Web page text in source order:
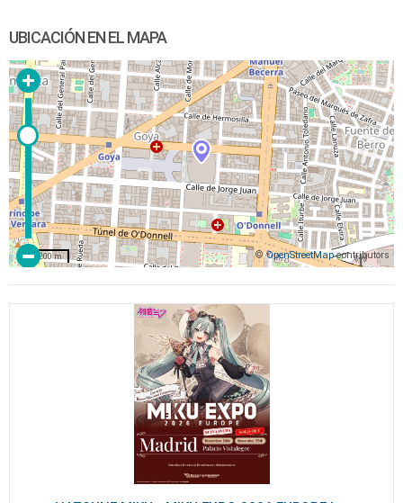
UBICACIÓN EN EL MAPA
©OpenStreetMapcontributors
200 m